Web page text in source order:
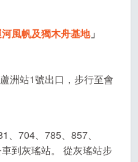
風帆及獨木舟基地」
洲站1號出口，步行至會
、704、785、857、
到灰瑤站。 從灰瑤站步